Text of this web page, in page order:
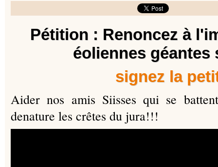
Pétition : Renoncez à
éoliennes géantes
signez la
Aider nos amis Siisses qui se
denature les crêtes du jura!!!